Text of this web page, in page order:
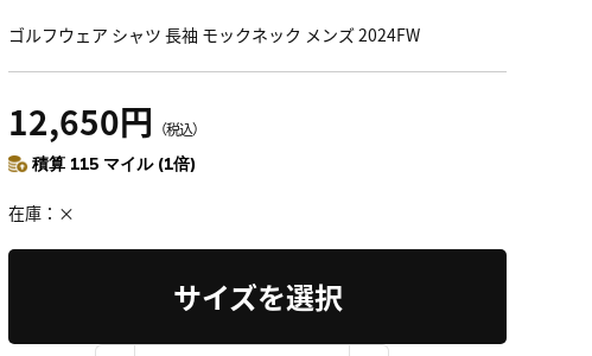
ゴルフウェア シャツ 長袖 モックネック メンズ 2024FW
12,650円 （税込）
積算 115 マイル (1倍)
在庫 ×
サイズを選択